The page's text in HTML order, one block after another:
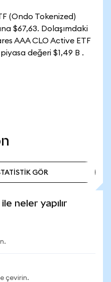
(Ondo Tokenized)
$67,63. Dolaşımdaki
AAA CLO Active ETF
değeri $1,49 B .
GÖR
neler yapılır
çevirin.